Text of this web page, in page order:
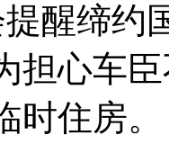
提醒缔约
担心车
时住房。